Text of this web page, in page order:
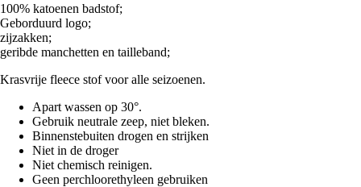
100% katoenen badstof;
Geborduurd logo;
zijzakken;
geribde manchetten en tailleband;
Krasvrije fleece stof voor alle seizoenen.
Apart wassen op 30°.
Gebruik neutrale zeep, niet bleken.
Binnenstebuiten drogen en strijken
Niet in de droger
Niet chemisch reinigen.
Geen perchloorethyleen gebruiken